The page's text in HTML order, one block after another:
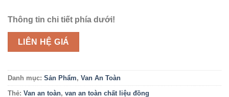
Thông tin chi tiết phía dưới!
LIÊN HỆ GIÁ
Danh mục: Sản Phẩm, Van An Toàn
Thẻ: Van an toàn, van an toàn chất liệu đồng